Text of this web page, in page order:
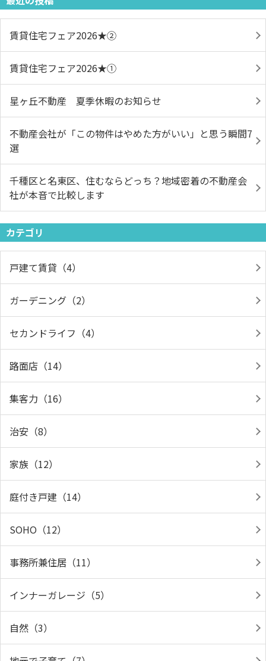
賃貸住宅フェア2026★➁
賃貸住宅フェア2026★①
星ヶ丘不動産 夏季休暇のお知らせ
不動産会社が「この物件はやめた方がいい」と思う瞬間7
選
千種区と名東区、住むならどっち？地域密着の不動産会
社が本音で比較します
カテゴリ
戸建て賃貸（4）
ガーデニング（2）
セカンドライフ（4）
路面店（14）
集客力（16）
治安（8）
家族（12）
庭付き戸建（14）
SOHO（12）
事務所兼住居（11）
インナーガレージ（5）
自然（3）